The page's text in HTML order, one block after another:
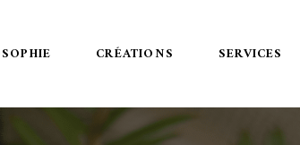
CRÉATIONS SERVICES